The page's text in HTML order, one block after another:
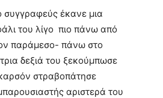
συγγραφεύς έκανε μια
του λίγο πιο πάνω από
παράμεσο- πάνω στο
δεξιά του ξεκούμπωσε
στραβοπάτησε
αριστερά του